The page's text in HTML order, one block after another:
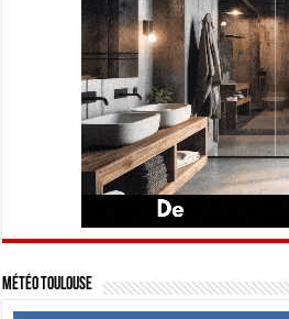
Météo Toulouse